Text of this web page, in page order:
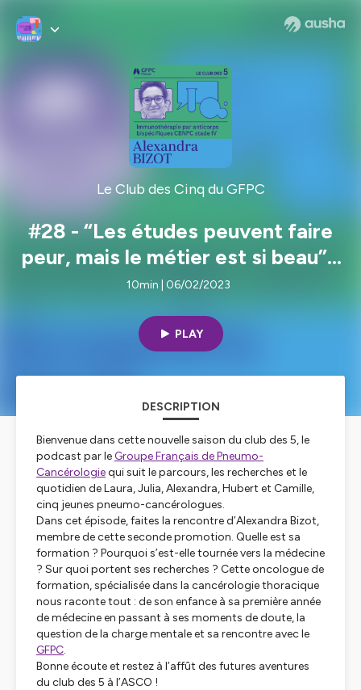
Le Club des Cinq du GFPC
#28 - “Les études peuvent faire
peur, mais le métier est si beau” -
Rencontrez Alexandra Bizot
10min | 06/02/2023
PLAY
DESCRIPTION
Bienvenue dans cette nouvelle saison du club des 5, le
podcast par le Groupe Français de Pneumo-
Cancérologiequi suit le parcours, les recherches et le
quotidien de Laura, Julia, Alexandra, Hubert et Camille,
cinq jeunes pneumo-cancérologues.
Dans cet épisode, faites la rencontre d’Alexandra Bizot,
membre de cette seconde promotion. Quelle est sa
formation ? Pourquoi s’est-elle tournée vers la médecine
? Sur quoi portent ses recherches ? Cette oncologue de
formation, spécialisée dans la cancérologie thoracique
nous raconte tout : de son enfance à sa première année
de médecine en passant à ses moments de doute, la
question de la charge mentale et sa rencontre avec le
GFPC.
Bonne écoute et restez à l’affût des futures aventures
du club des 5 à l’ASCO !